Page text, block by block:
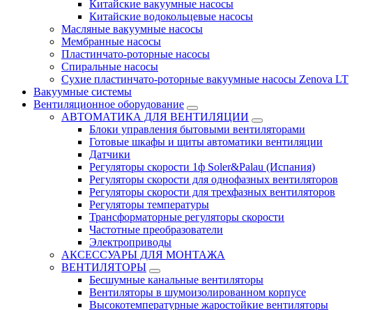
Китайские вакуумные насосы
Китайские водокольцевые насосы
Масляные вакуумные насосы
Мембранные насосы
Пластинчато-роторные насосы
Спиральные насосы
Сухие пластинчато-роторные вакуумные насосы Zenova LT
Вакуумные системы
Вентиляционное оборудование
АВТОМАТИКА ДЛЯ ВЕНТИЛЯЦИИ
Блоки управления бытовыми вентиляторами
Готовые шкафы и щиты автоматики вентиляции
Датчики
Регуляторы скорости 1ф Soler&Palau (Испания)
Регуляторы скорости для однофазных вентиляторов
Регуляторы скорости для трехфазных вентиляторов
Регуляторы температуры
Трансформаторные регуляторы скорости
Частотные преобразователи
Электроприводы
АКСЕССУАРЫ ДЛЯ МОНТАЖА
ВЕНТИЛЯТОРЫ
Бесшумные канальные вентиляторы
Вентиляторы в шумоизолированном корпусе
Высокотемпературные жаростойкие вентиляторы